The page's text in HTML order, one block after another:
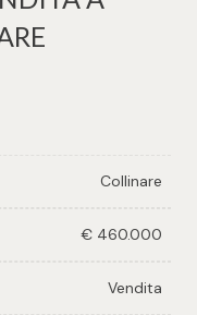
Collinare
€ 460.000
Vendita